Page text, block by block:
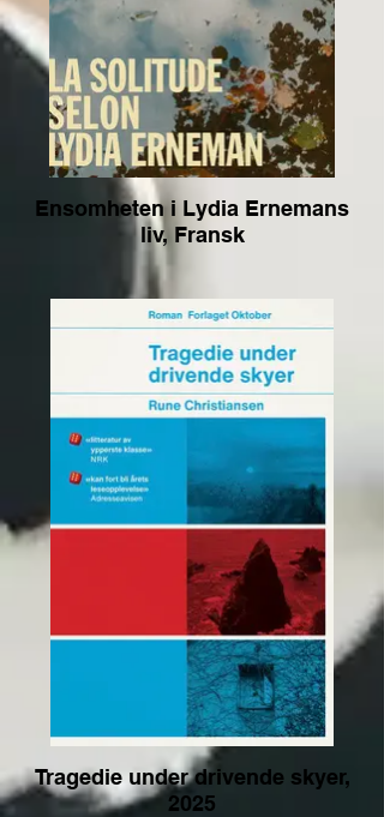
Ensomheten i Lydia Ernemans
liv, Fransk
Tragedie under drivende skyer,
2025